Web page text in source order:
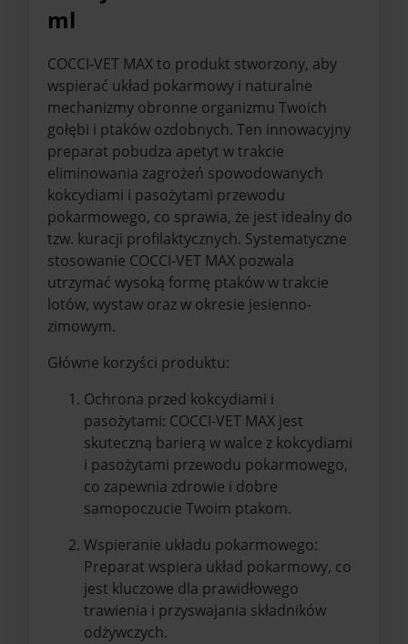
ml
COCCI-VET MAX to produkt stworzony, aby
wspierać układ pokarmowy i naturalne
mechanizmy obronne organizmu Twoich
gołębi i ptaków ozdobnych. Ten innowacyjny
preparat pobudza apetyt w trakcie
eliminowania zagrożeń spowodowanych
kokcydiami i pasożytami przewodu
pokarmowego, co sprawia, że jest idealny do
tzw. kuracji profilaktycznych. Systematyczne
stosowanie COCCI-VET MAX pozwala
utrzymać wysoką formę ptaków w trakcie
lotów, wystaw oraz w okresie jesienno-
zimowym.
Główne korzyści produktu:
Ochrona przed kokcydiami i
pasożytami: COCCI-VET MAX jest
skuteczną barierą w walce z kokcydiami
i pasożytami przewodu pokarmowego,
co zapewnia zdrowie i dobre
samopoczucie Twoim ptakom.
Wspieranie układu pokarmowego:
Preparat wspiera układ pokarmowy, co
jest kluczowe dla prawidłowego
trawienia i przyswajania składników
odżywczych.